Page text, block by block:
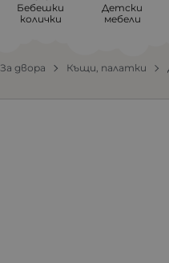
Бебешки
колички
Детски
мебели
За двора Къщи, палатки